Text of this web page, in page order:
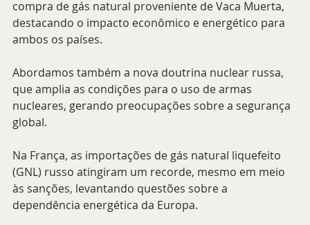
compra de gás natural proveniente de Vaca Muerta,
destacando o impacto econômico e energético para
ambos os países.
Abordamos também a nova doutrina nuclear russa,
que amplia as condições para o uso de armas
nucleares, gerando preocupações sobre a segurança
global.
Na França, as importações de gás natural liquefeito
(GNL) russo atingiram um recorde, mesmo em meio
às sanções, levantando questões sobre a
dependência energética da Europa.